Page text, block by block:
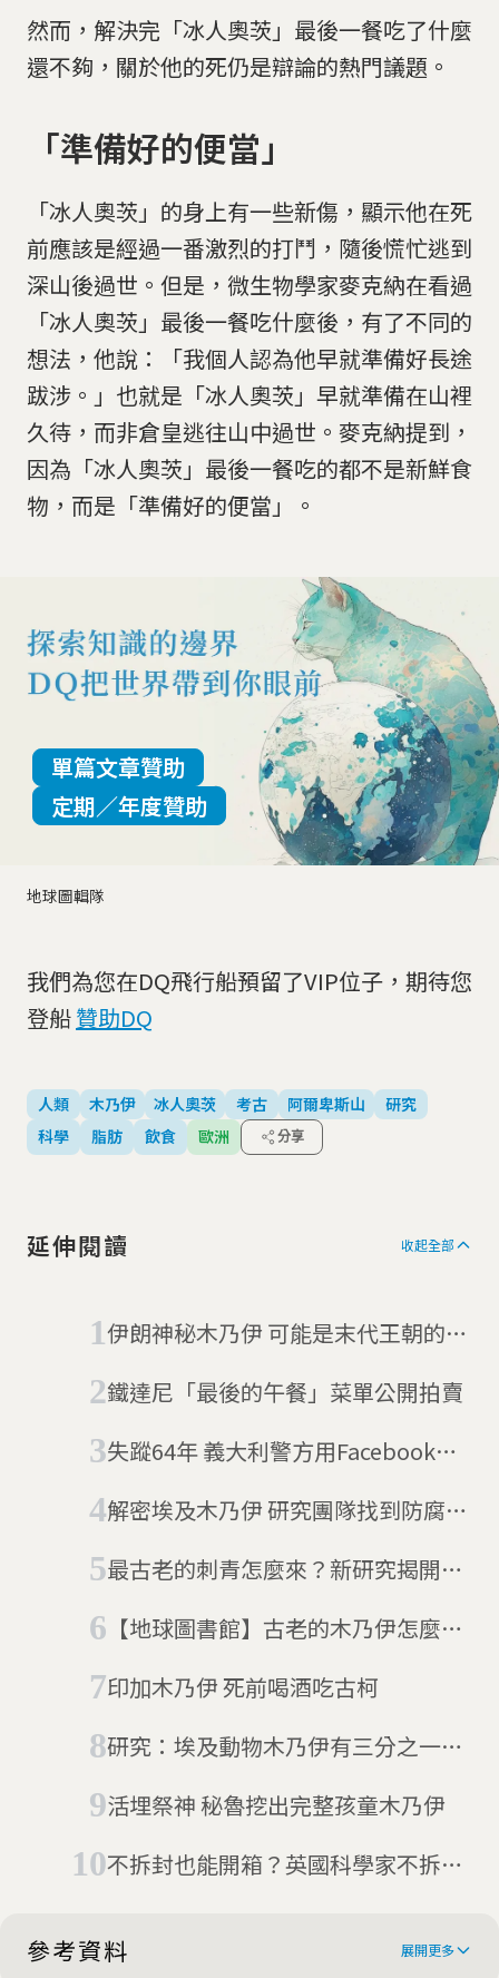
然而，解決完「冰人奧茨」最後一餐吃了什麼
還不夠，關於他的死仍是辯論的熱門議題。
「準備好的便當」
「冰人奧茨」的身上有一些新傷，顯示他在死
前應該是經過一番激烈的打鬥，隨後慌忙逃到
深山後過世。但是，微生物學家麥克納在看過
「冰人奧茨」最後一餐吃什麼後，有了不同的
想法，他說：「我個人認為他早就準備好長途
跋涉。」也就是「冰人奧茨」早就準備在山裡
久待，而非倉皇逃往山中過世。麥克納提到，
因為「冰人奧茨」最後一餐吃的都不是新鮮食
物，而是「準備好的便當」。
地球圖輯隊
單篇文章贊助
定期／年度贊助
我們為您在DQ飛行船預留了VIP位子，期待您
登船贊助DQ
人類 木乃伊 冰人奧茨 考古 阿爾卑斯山
研究
科學
脂肪 飲食 歐洲 分享
延伸閱讀 收起全部
伊朗神秘木乃伊 可能是末代王朝的國
鐵達尼「最後的午餐」菜單公開拍賣
失蹤64年 義大利警方用Facebook幫
解密埃及木乃伊 研究團隊找到防腐秘
最古老的刺青怎麼來？新研究揭開
【地球圖書館】古老的木乃伊怎麼能
的死亡秘密
印加木乃伊 死前喝酒吃古柯
研究：埃及動物木乃伊有三分之一是
活埋祭神 秘魯挖出完整孩童木乃伊
不拆封也能開箱？英國科學家不拆繃
參考資料 展開更多